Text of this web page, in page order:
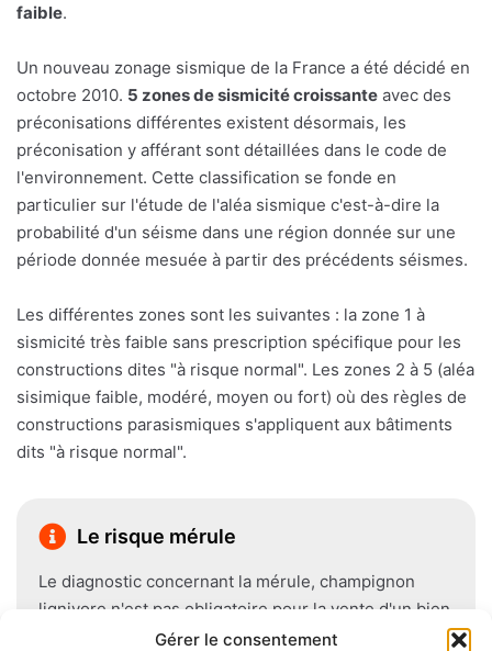
Gérer le consentement
faible.
Un nouveau zonage sismique de la France a été décidé en
octobre 2010. 5 zones de sismicité croissante avec des
préconisations différentes existent désormais, les
préconisation y afférant sont détaillées dans le code de
l'environnement. Cette classification se fonde en
particulier sur l'étude de l'aléa sismique c'est-à-dire la
probabilité d'un séisme dans une région donnée sur une
période donnée mesuée à partir des précédents séismes.
Les différentes zones sont les suivantes : la zone 1 à
sismicité très faible sans prescription spécifique pour les
constructions dites "à risque normal". Les zones 2 à 5 (aléa
sisimique faible, modéré, moyen ou fort) où des règles de
constructions parasismiques s'appliquent aux bâtiments
dits "à risque normal".
Le risque mérule
Le diagnostic concernant la mérule, champignon
lignivore n'est pas obligatoire pour la vente d'un bien
immobilier hormis dans 20 communes du Finistère